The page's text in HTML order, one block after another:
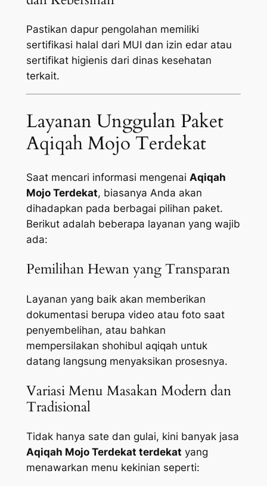
Pastikan dapur pengolahan memiliki
sertifikasi halal dari MUI dan izin edar atau
sertifikat higienis dari dinas kesehatan
terkait.
Layanan Unggulan Paket
Aqiqah Mojo Terdekat
Saat mencari informasi mengenai Aqiqah
Mojo Terdekat, biasanya Anda akan
dihadapkan pada berbagai pilihan paket.
Berikut adalah beberapa layanan yang wajib
ada:
Pemilihan Hewan yang Transparan
Layanan yang baik akan memberikan
dokumentasi berupa video atau foto saat
penyembelihan, atau bahkan
mempersilakan shohibul aqiqah untuk
datang langsung menyaksikan prosesnya.
Variasi Menu Masakan Modern dan
Tradisional
Tidak hanya sate dan gulai, kini banyak jasa
Aqiqah Mojo Terdekat terdekat yang
menawarkan menu kekinian seperti: